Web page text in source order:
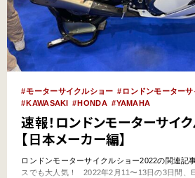
モーターサイクルショー ロンドンモーター
KAWASAKI
HONDA YAMAHA
速報！ロンドンモーターサイ
【日本メーカー編】
ロンドンモーターサイクルショー2022の関連記
スでも大人気！ 2022年2月11〜13日の3日間、